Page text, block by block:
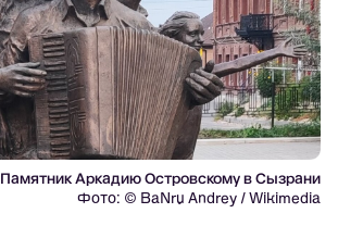
Памятник Аркадию Островскому в Сызрани
Фото: © BaNru Andrey / Wikimedia